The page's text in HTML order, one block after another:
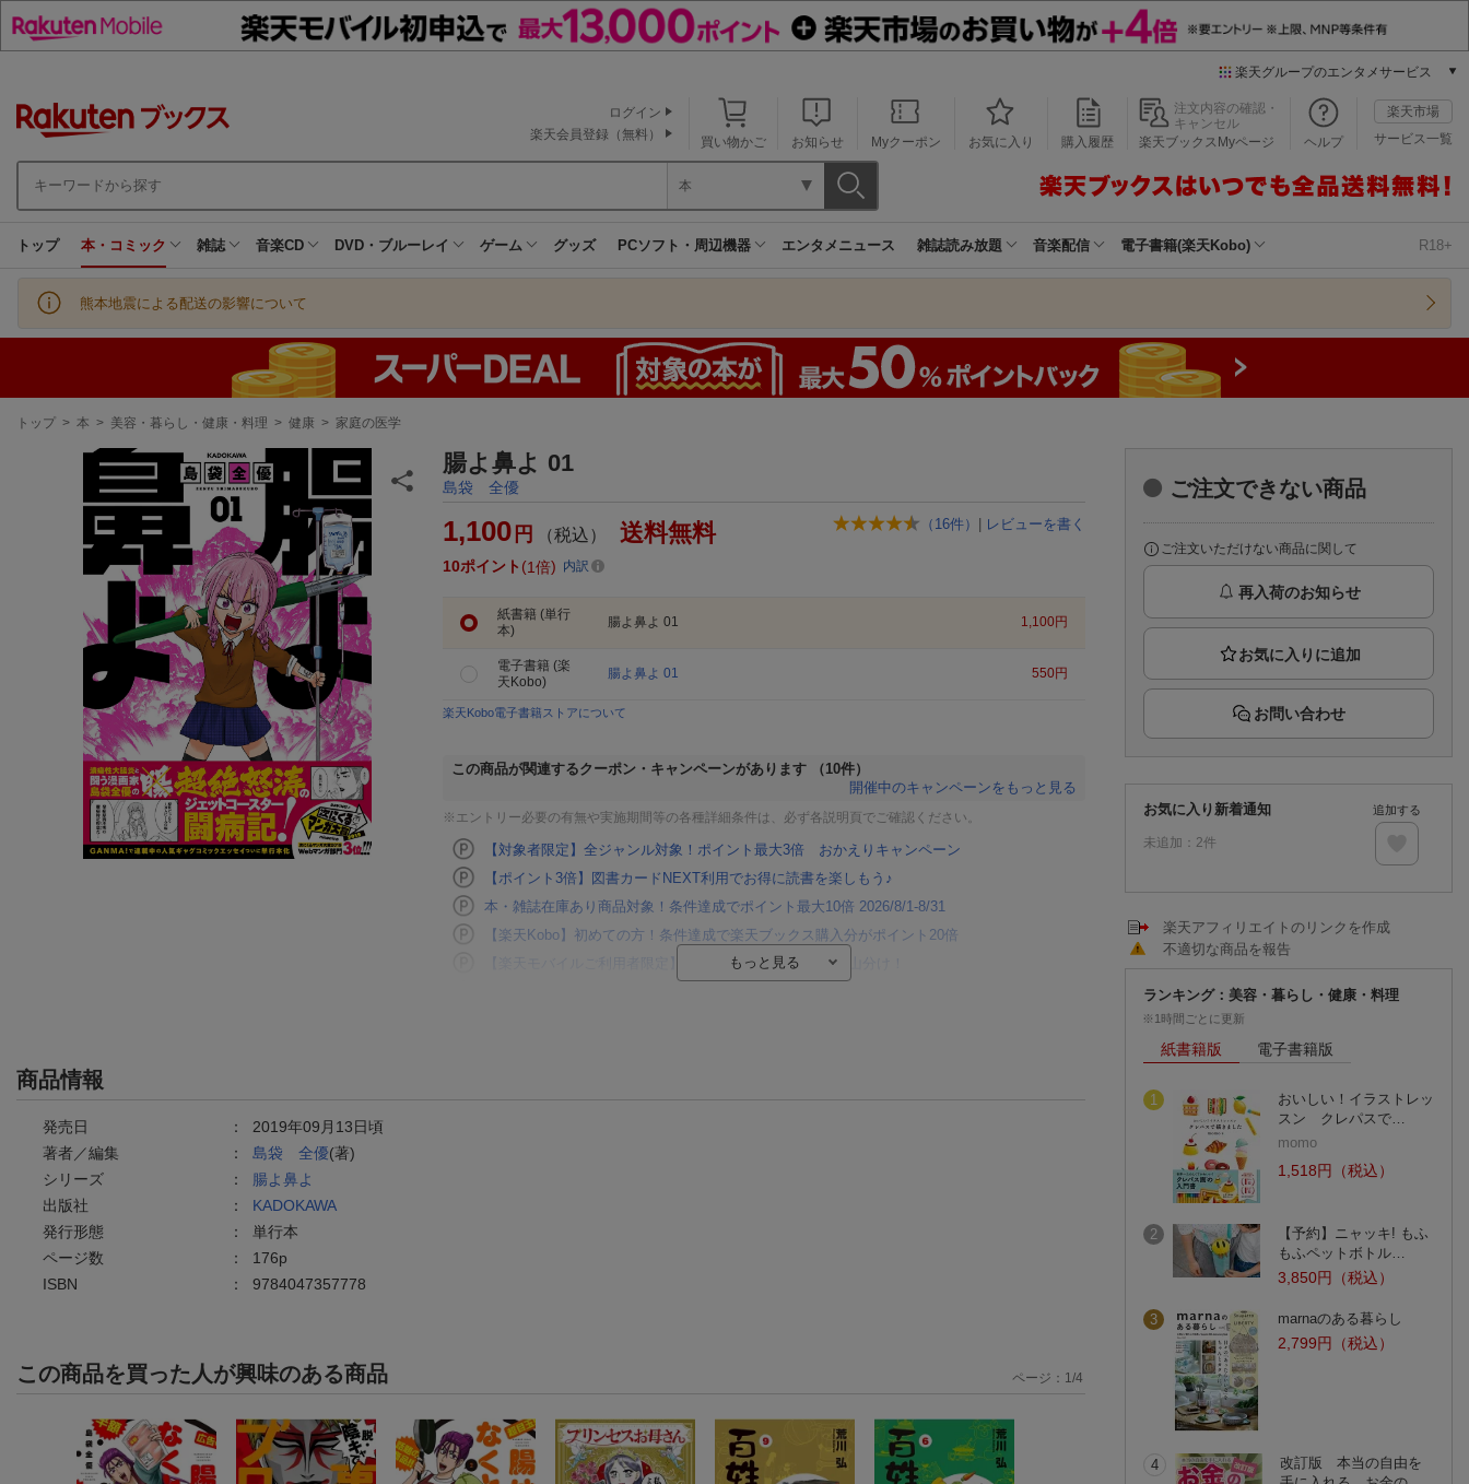
楽天グループのエンタメサービス
本/ゲーム/CD/DVD
楽天ブックス
楽天Kobo
楽天チケット
エンタメニュース
推し楽
買い物かご お知らせ Myクーポン お気に入り 購入履歴
注文内容の確認・
キャンセル
楽天ブックスMyページ
ヘルプ
楽天市場
サービス一覧
ログイン
楽天会員登録（無料）
本
トップ 本・コミック 雑誌 音楽CD DVD・ブルーレイ ゲーム グッズ PCソフト・周辺機器 エンタメニュース 雑誌読み放題 音楽配信 電子書籍(楽天Kobo) R18+
熊本地震による配送の影響について
現
トップ > 本 > 美容・暮らし・健康・料理 > 健康 > 家庭の医学
腸よ鼻よ 01
島袋 全優
（ 16件） | レビューを書く
1,100 円 （税込） 送料無料
10ポイント 1倍 内訳
紙書籍 (単行
本)
腸よ鼻よ 01 1,100円
電子書籍 (楽
天Kobo)
腸よ鼻よ 01 550円
楽天Kobo電子書籍ストアについて
この商品が関連するクーポン・キャンペーンがあります
（10件）
開催中のキャンペーンをもっと見る
※エントリー必要の有無や実施期間等の各種詳細条件は、必ず各説明頁でご確認ください。
【対象者限定】全ジャンル対象！ポイント最大3倍 おかえりキャンペーン
【ポイント3倍】図書カードNEXT利用でお得に読書を楽しもう♪
本・雑誌在庫あり商品対象！条件達成でポイント最大10倍 2026/8/1-8/31
【楽天Kobo】初めての方！条件達成で楽天ブックス購入分がポイント20倍
【楽天モバイルご利用者限定】条件達成で100万ポイント山分け！
商品情報
発売日 ： 2019年09月13日頃
著者／編集
： 島袋 全優(著)
シリーズ
： 腸よ鼻よ
出版社
： KADOKAWA
発行形態
： 単行本
ページ数
： 176p
ISBN
： 9784047357778
この商品を買った人が興味のある商品 ページ： 1/4
ご注文できない商品
ご注文いただけない商品に関して
再入荷のお知らせ
お問い合わせ
お気に入り新着通知
未追加： 2件
追加する
楽天アフィリエイトのリンクを作成
不適切な商品を報告
ランキング：美容・暮らし・健康・料理
※1時間ごとに更新
紙書籍版 電子書籍版
1
おいしい！イラストレッ
スン クレパスで…
momo
1,518円（税込）
2
【予約】ニャッキ! もふ
もふペットボトル…
3,850円（税込）
3 marnaのある暮らし
2,799円（税込）
4
改訂版 本当の自由を